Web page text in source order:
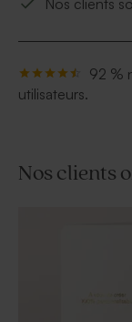
Nos clients
92 %
utilisateurs.
Nos clients